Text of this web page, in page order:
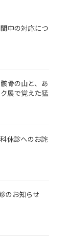
中の対応につ
骨の山と、あ
展で覚えた猛
休診へのお詫
のお知らせ